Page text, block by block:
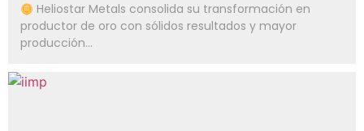
Heliostar Metals consolida su transformación en
productor de oro con sólidos resultados y mayor
producción...